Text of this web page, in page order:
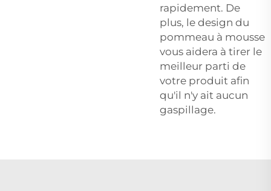
rapidement. De
plus, le design du
pommeau à mousse
vous aidera à tirer le
meilleur parti de
votre produit afin
qu'il n'y ait aucun
gaspillage.